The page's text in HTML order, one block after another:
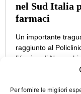
Per fornire le migliori
nel Sud Italia
farmaci
Un importante
raggiunto al
l’équipe di